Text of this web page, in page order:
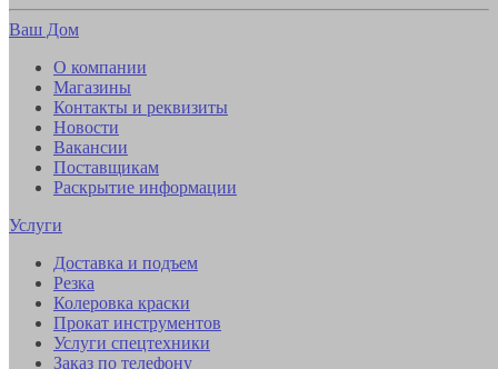
Ваш Дом
О компании
Магазины
Контакты и реквизиты
Новости
Вакансии
Поставщикам
Раскрытие информации
Услуги
Доставка и подъем
Резка
Колеровка краски
Прокат инструментов
Услуги спецтехники
Заказ по телефону